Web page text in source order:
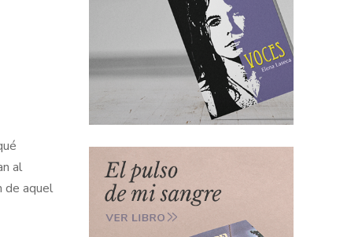
al
de aquel